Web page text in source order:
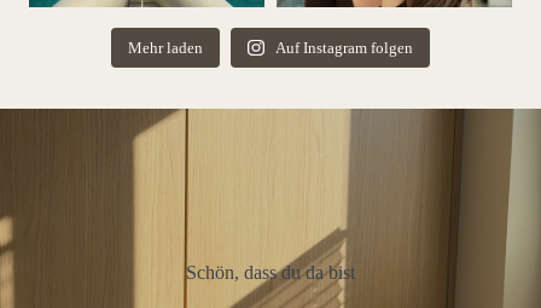
Mehr laden Auf Instagram folgen
Schön, dass du da bist